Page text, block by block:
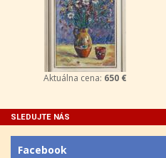
Aktuálna cena: 650 €
SLEDUJTE NÁS
Facebook